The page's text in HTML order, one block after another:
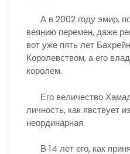
А в 2002 году эмир,
веянию перемен, даже
вот уже пять лет
Королевством, а его
королем.
Его величество
личность, как явствует
неординарная.
В 14 лет его, как